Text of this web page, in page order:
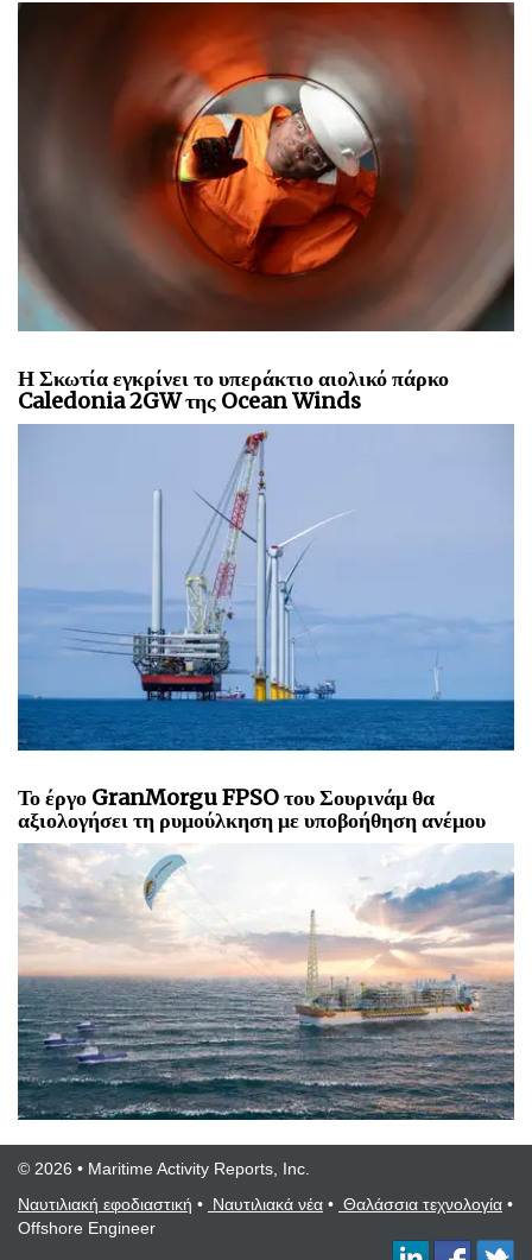
Η Σκωτία εγκρίνει το υπεράκτιο αιολικό πάρκο
Caledonia 2GW της Ocean Winds
Το έργο GranMorgu FPSO του Σουρινάμ θα
αξιολογήσει τη ρυμούλκηση με υποβοήθηση ανέμου
© 2026 • Maritime Activity Reports, Inc.
Ναυτιλιακή εφοδιαστική • Ναυτιλιακά νέα • Θαλάσσια τεχνολογία •
Offshore Engineer